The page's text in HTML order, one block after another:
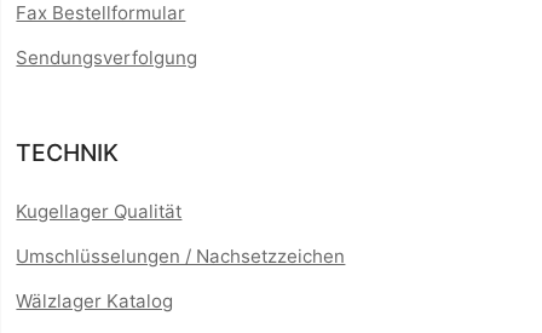
Fax Bestellformular
Sendungsverfolgung
TECHNIK
Kugellager Qualität
Umschlüsselungen / Nachsetzzeichen
Wälzlager Katalog